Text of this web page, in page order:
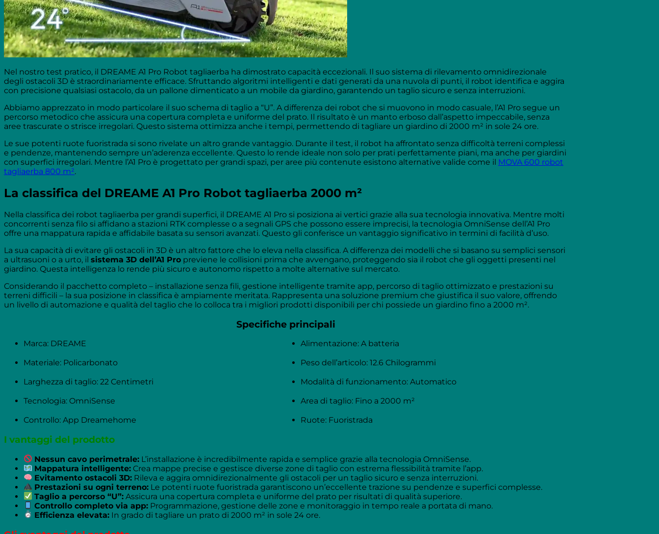
Nel nostro test pratico, il DREAME A1 Pro Robot tagliaerba ha dimostrato capacità eccezionali. Il suo sistema di rilevamento omnidirezionale
degli ostacoli 3D è straordinariamente efficace. Sfruttando algoritmi intelligenti e dati generati da una nuvola di punti, il robot identifica e aggira
con precisione qualsiasi ostacolo, da un pallone dimenticato a un mobile da giardino, garantendo un taglio sicuro e senza interruzioni.
Abbiamo apprezzato in modo particolare il suo schema di taglio a “U”. A differenza dei robot che si muovono in modo casuale, l’A1 Pro segue un
percorso metodico che assicura una copertura completa e uniforme del prato. Il risultato è un manto erboso dall’aspetto impeccabile, senza
aree trascurate o strisce irregolari. Questo sistema ottimizza anche i tempi, permettendo di tagliare un giardino di 2000 m² in sole 24 ore.
Le sue potenti ruote fuoristrada si sono rivelate un altro grande vantaggio. Durante il test, il robot ha affrontato senza difficoltà terreni complessi
e pendenze, mantenendo sempre un’aderenza eccellente. Questo lo rende ideale non solo per prati perfettamente piani, ma anche per giardini
con superfici irregolari. Mentre l’A1 Pro è progettato per grandi spazi, per aree più contenute esistono alternative valide come il MOVA 600 robot
tagliaerba 800 m².
La classifica del DREAME A1 Pro Robot tagliaerba 2000 m²
Nella classifica dei robot tagliaerba per grandi superfici, il DREAME A1 Pro si posiziona ai vertici grazie alla sua tecnologia innovativa. Mentre molti
concorrenti senza filo si affidano a stazioni RTK complesse o a segnali GPS che possono essere imprecisi, la tecnologia OmniSense dell’A1 Pro
offre una mappatura rapida e affidabile basata su sensori avanzati. Questo gli conferisce un vantaggio significativo in termini di facilità d’uso.
La sua capacità di evitare gli ostacoli in 3D è un altro fattore che lo eleva nella classifica. A differenza dei modelli che si basano su semplici sensori
a ultrasuoni o a urto, il sistema 3D dell’A1 Pro previene le collisioni prima che avvengano, proteggendo sia il robot che gli oggetti presenti nel
giardino. Questa intelligenza lo rende più sicuro e autonomo rispetto a molte alternative sul mercato.
Considerando il pacchetto completo – installazione senza fili, gestione intelligente tramite app, percorso di taglio ottimizzato e prestazioni su
terreni difficili – la sua posizione in classifica è ampiamente meritata. Rappresenta una soluzione premium che giustifica il suo valore, offrendo
un livello di automazione e qualità del taglio che lo colloca tra i migliori prodotti disponibili per chi possiede un giardino fino a 2000 m².
Specifiche principali
Marca: DREAME Alimentazione: A batteria
Materiale: Policarbonato Peso dell’articolo: 12.6 Chilogrammi
Larghezza di taglio: 22 Centimetri Modalità di funzionamento: Automatico
Tecnologia: OmniSense Area di taglio: Fino a 2000 m²
Controllo: App Dreamehome Ruote: Fuoristrada
I vantaggi del prodotto
Nessun cavo perimetrale: L’installazione è incredibilmente rapida e semplice grazie alla tecnologia OmniSense.
Mappatura intelligente: Crea mappe precise e gestisce diverse zone di taglio con estrema flessibilità tramite l’app.
Evitamento ostacoli 3D: Rileva e aggira omnidirezionalmente gli ostacoli per un taglio sicuro e senza interruzioni.
Prestazioni su ogni terreno: Le potenti ruote fuoristrada garantiscono un’eccellente trazione su pendenze e superfici complesse.
Taglio a percorso “U”: Assicura una copertura completa e uniforme del prato per risultati di qualità superiore.
Controllo completo via app: Programmazione, gestione delle zone e monitoraggio in tempo reale a portata di mano.
Efficienza elevata: In grado di tagliare un prato di 2000 m² in sole 24 ore.